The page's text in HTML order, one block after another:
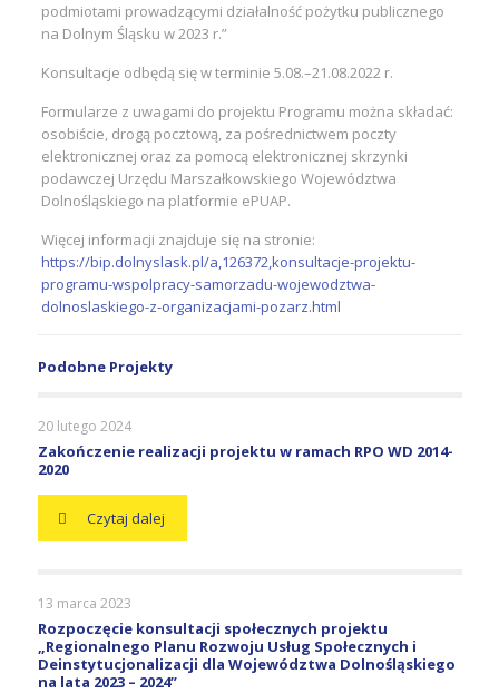
podmiotami prowadzącymi działalność pożytku publicznego
na Dolnym Śląsku w 2023 r.”
Konsultacje odbędą się w terminie 5.08.–21.08.2022 r.
Formularze z uwagami do projektu Programu można składać:
osobiście, drogą pocztową, za pośrednictwem poczty
elektronicznej oraz za pomocą elektronicznej skrzynki
podawczej Urzędu Marszałkowskiego Województwa
Dolnośląskiego na platformie ePUAP.
Więcej informacji znajduje się na stronie:
https://bip.dolnyslask.pl/a,126372,konsultacje-projektu-
programu-wspolpracy-samorzadu-wojewodztwa-
dolnoslaskiego-z-organizacjami-pozarz.html
Podobne Projekty
20 lutego 2024
Zakończenie realizacji projektu w ramach RPO WD 2014-
2020
Czytaj dalej
13 marca 2023
Rozpoczęcie konsultacji społecznych projektu
„Regionalnego Planu Rozwoju Usług Społecznych i
Deinstytucjonalizacji dla Województwa Dolnośląskiego
na lata 2023 – 2024”